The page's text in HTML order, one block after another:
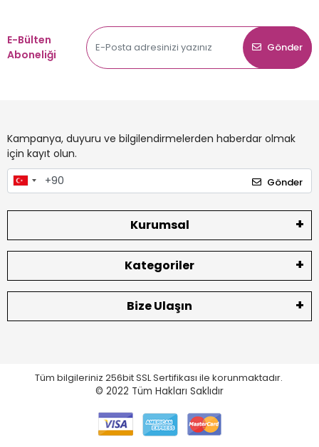
E-Bülten
Aboneliği
Gönder
Kampanya, duyuru ve bilgilendirmelerden haberdar olmak
için kayıt olun.
Gönder
Kurumsal
Kategoriler
Bize Ulaşın
Tüm bilgileriniz 256bit SSL Sertifikası ile korunmaktadır.
© 2022 Tüm Hakları Saklıdır